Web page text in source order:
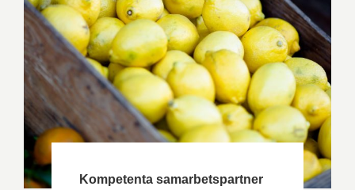
Kompetenta samarbetspartner